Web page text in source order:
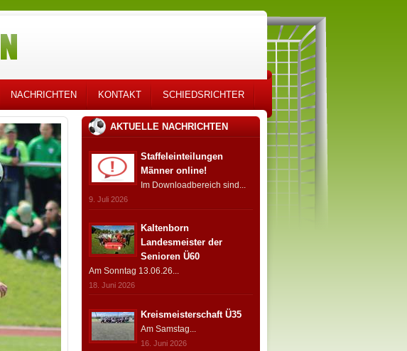
NACHRICHTEN KONTAKT SCHIEDSRICHTER
AKTUELLE NACHRICHTEN
Staffeleinteilungen
Männer online!
Im Downloadbereich sind...
9. Juli 2026
Kaltenborn
Landesmeister der
Senioren Ü60
Am Sonntag 13.06.26...
18. Juni 2026
Kreismeisterschaft Ü35
Am Samstag...
16. Juni 2026